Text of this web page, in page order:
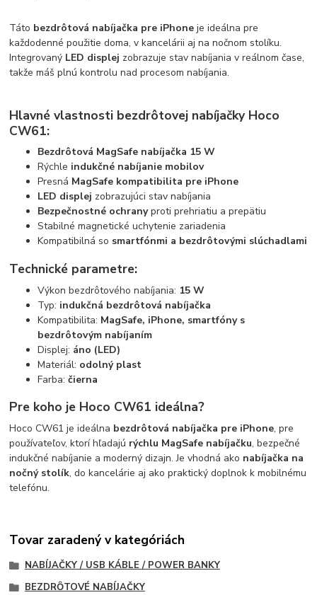
Táto bezdrôtová nabíjačka pre iPhone je ideálna pre
každodenné použitie doma, v kancelárii aj na nočnom stolíku.
Integrovaný LED displej zobrazuje stav nabíjania v reálnom čase,
takže máš plnú kontrolu nad procesom nabíjania.
Hlavné vlastnosti bezdrôtovej nabíjačky Hoco
CW61:
Bezdrôtová MagSafe nabíjačka 15 W
Rýchle indukčné nabíjanie mobilov
Presná MagSafe kompatibilita pre iPhone
LED displej zobrazujúci stav nabíjania
Bezpečnostné ochranyproti prehriatiu a prepätiu
Stabilné magnetické uchytenie zariadenia
Kompatibilná so smartfónmi a bezdrôtovými slúchadlami
Technické parametre:
Výkon bezdrôtového nabíjania: 15 W
Typ: indukčná bezdrôtová nabíjačka
Kompatibilita: MagSafe, iPhone, smartfóny s
bezdrôtovým nabíjaním
Displej: áno (LED)
Materiál: odolný plast
Farba: čierna
Pre koho je Hoco CW61 ideálna?
Hoco CW61 je ideálna bezdrôtová nabíjačka pre iPhone, pre
používateľov, ktorí hľadajú rýchlu MagSafe nabíjačku, bezpečné
indukčné nabíjanie a moderný dizajn. Je vhodná ako nabíjačka na
nočný stolík, do kancelárie aj ako praktický doplnok k mobilnému
telefónu.
Tovar zaradený v kategóriách
NABÍJAČKY / USB KÁBLE / POWER BANKY
BEZDRȎTOVÉ NABÍJAČKY